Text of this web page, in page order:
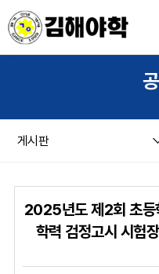
게시판
2025년도 제2회 초등
학력 검정고시 시험